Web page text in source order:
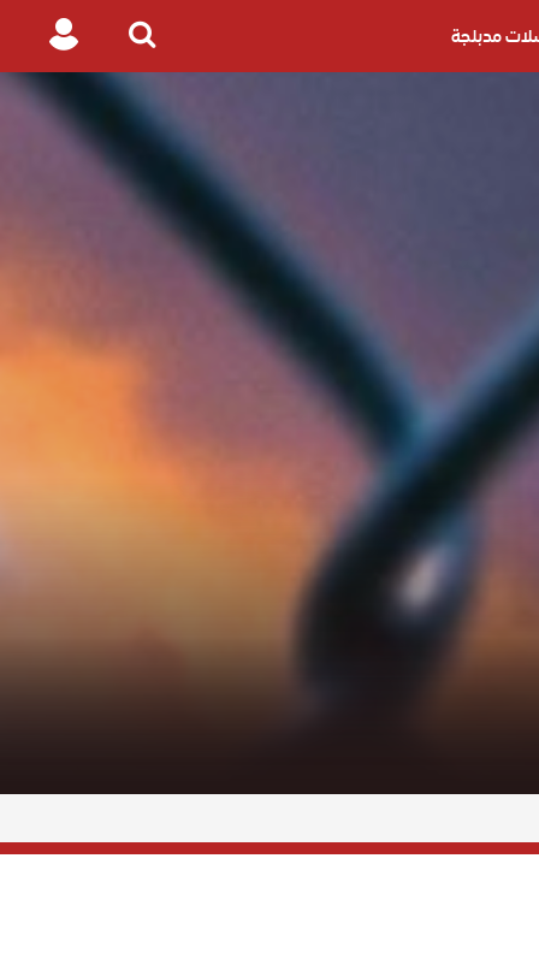
مدبلجة
Search
for
Login